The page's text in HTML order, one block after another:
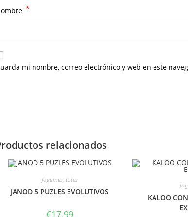
*
mi nombre, correo electrónico y web en este
relacionados
Joguines, totes
JANOD 5 PUZLES EVOLUTIVOS
€17.99
KALOO